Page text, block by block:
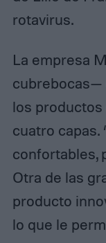
rotavirus.
La empresa
cubrebocas—
los
cuatro capas.
confortables,
Otra de las
producto
lo que le